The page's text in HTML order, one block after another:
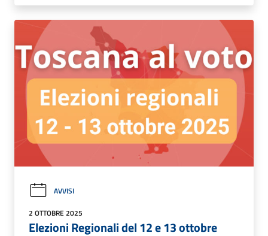
AVVISI
2 OTTOBRE 2025
Elezioni Regionali del 12 e 13 ottobre